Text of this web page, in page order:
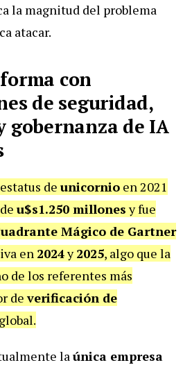
la magnitud del problema
atacar.
con
de seguridad,
gobernanza de IA
de unicornio en 2021
u$s1.250 millonesy fue
Mágico de Gartner
en 2024y2025, algo que la
de los referentes más
deverificación de
laúnica empresa